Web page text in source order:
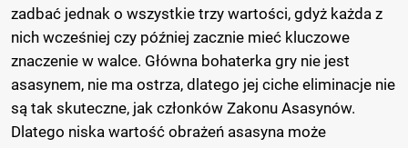
zadbać jednak o wszystkie trzy wartości, gdyż każda z
nich wcześniej czy później zacznie mieć kluczowe
znaczenie w walce. Główna bohaterka gry nie jest
asasynem, nie ma ostrza, dlatego jej ciche eliminacje nie
są tak skuteczne, jak członków Zakonu Asasynów.
Dlatego niska wartość obrażeń asasyna może